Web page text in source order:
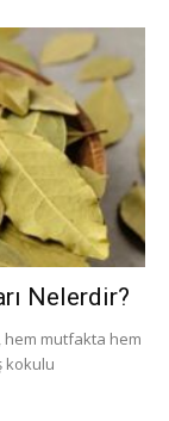
Nelerdir?
mutfakta hem
kokulu